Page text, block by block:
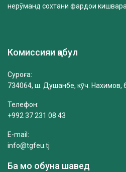
нерӯманд сохтани фардои
Комиссияи қабул
Суроға:
734064, ш. Душанбе, кӯч. Нахимов,
Телефон:
+992 37 231 08 43
E-mail:
info@tgfeu.tj
Ба мо обуна шавед